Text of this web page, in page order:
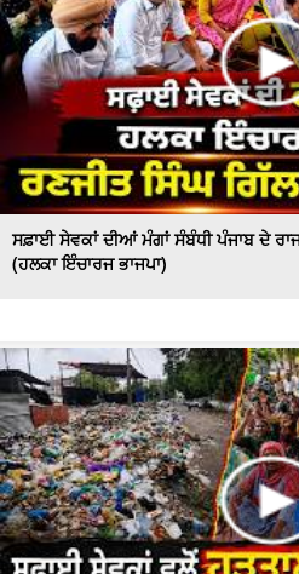
ਸਫ਼ਾਈ ਸੇਵਕਾਂ ਦੀਆਂ ਮੰਗਾਂ ਸੰਬੰਧੀ ਪੰਜਾਬ ਦੇ
(ਹਲਕਾ ਇੰਚਾਰਜ ਭਾਜਪਾ)